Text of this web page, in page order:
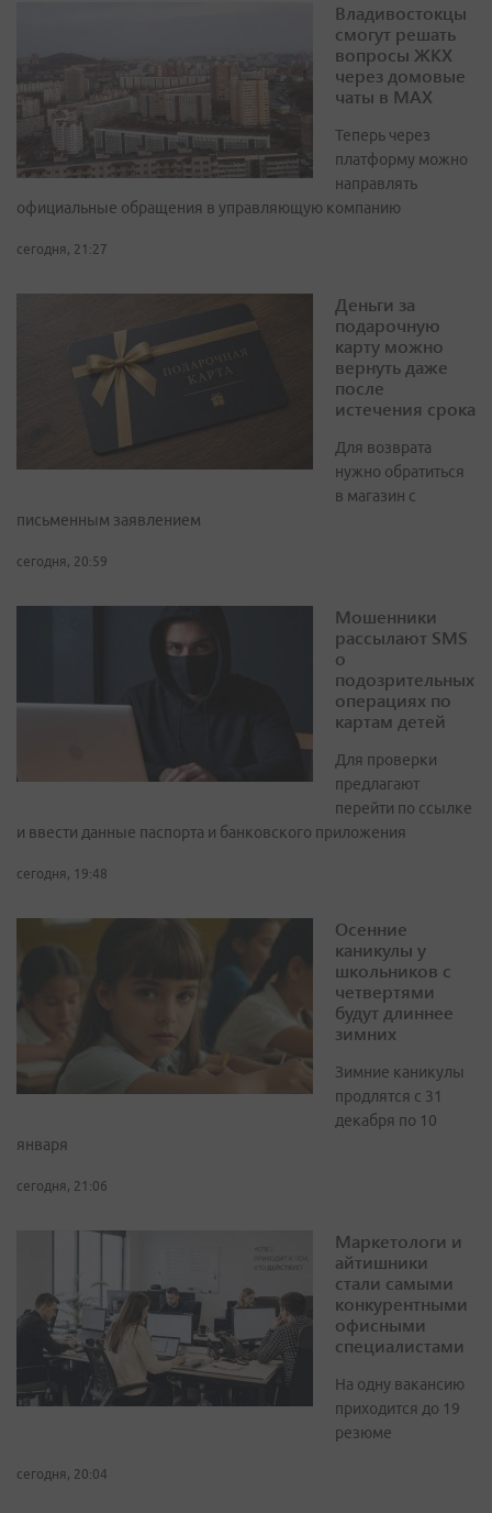
Владивостокцы
смогут решать
вопросы ЖКХ
через домовые
чаты в МАХ
Теперь через
платформу можно
направлять
официальные обращения в управляющую компанию
сегодня, 21:27
Деньги за
подарочную
карту можно
вернуть даже
после
истечения срока
Для возврата
нужно обратиться
в магазин с
письменным заявлением
сегодня, 20:59
Мошенники
рассылают SMS
о
подозрительных
операциях по
картам детей
Для проверки
предлагают
перейти по ссылке
и ввести данные паспорта и банковского приложения
сегодня, 19:48
Осенние
каникулы у
школьников с
четвертями
будут длиннее
зимних
Зимние каникулы
продлятся с 31
декабря по 10
января
сегодня, 21:06
Маркетологи и
айтишники
стали самыми
конкурентными
офисными
специалистами
На одну вакансию
приходится до 19
резюме
сегодня, 20:04